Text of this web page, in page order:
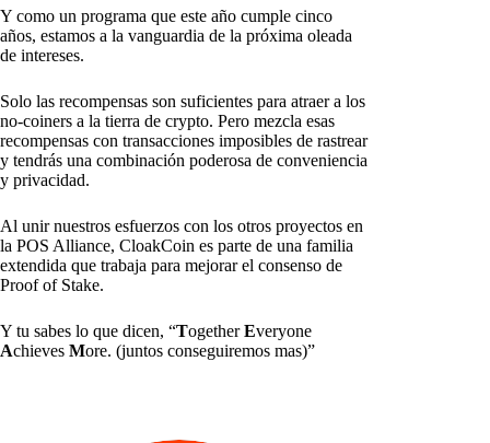
Y como un programa que este año cumple cinco
años, estamos a la vanguardia de la próxima oleada
de intereses.
Solo las recompensas son suficientes para atraer a los
no-coiners a la tierra de crypto. Pero mezcla esas
recompensas con transacciones imposibles de rastrear
y tendrás una combinación poderosa de conveniencia
y privacidad.
Al unir nuestros esfuerzos con los otros proyectos en
la POS Alliance, CloakCoin es parte de una familia
extendida que trabaja para mejorar el consenso de
Proof of Stake.
Y tu sabes lo que dicen, “TogetherEveryone
Achieves More. (juntos conseguiremos mas)”